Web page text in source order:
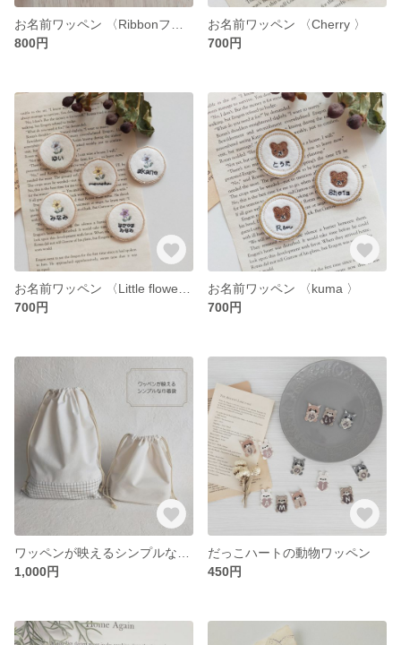
800円
お名前ワッペン 〈Cherry 〉
700円
700円
お名前ワッペン 〈kuma 〉
700円
1,000円
だっこハートの動物ワッペン
450円